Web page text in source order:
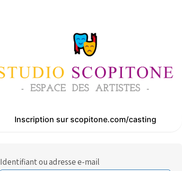
Inscription sur scopitone.com/casting
Identifiant ou adresse e-mail